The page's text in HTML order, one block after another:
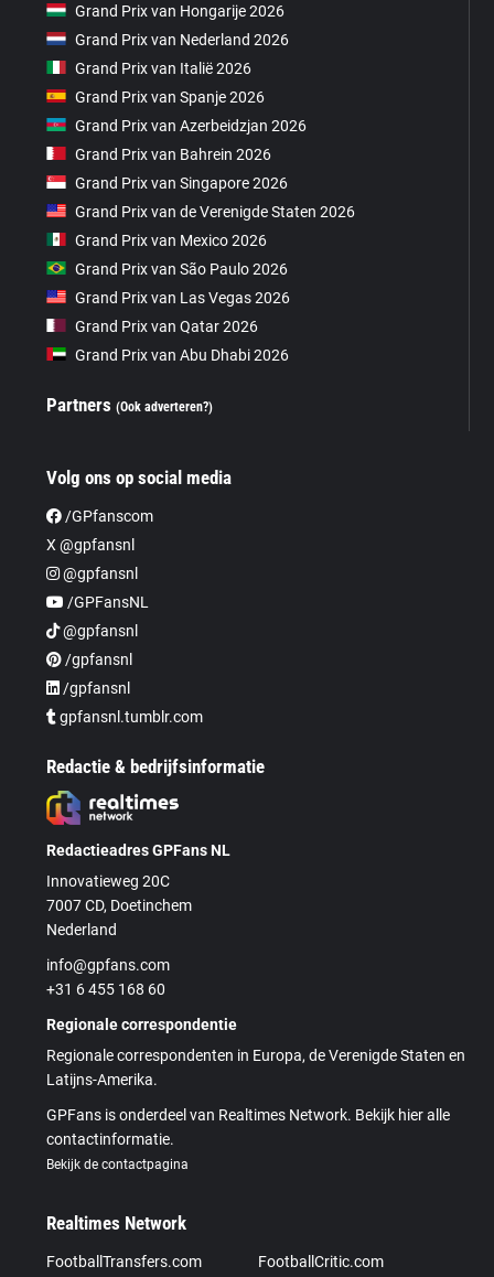
Grand Prix van Hongarije 2026
Grand Prix van Nederland 2026
Grand Prix van Italië 2026
Grand Prix van Spanje 2026
Grand Prix van Azerbeidzjan 2026
Grand Prix van Bahrein 2026
Grand Prix van Singapore 2026
Grand Prix van de Verenigde Staten 2026
Grand Prix van Mexico 2026
Grand Prix van São Paulo 2026
Grand Prix van Las Vegas 2026
Grand Prix van Qatar 2026
Grand Prix van Abu Dhabi 2026
Partners(Ook adverteren?)
Volg ons op social media
/GPfanscom
X @gpfansnl
@gpfansnl
/GPFansNL
@gpfansnl
/gpfansnl
/gpfansnl
gpfansnl.tumblr.com
Redactie & bedrijfsinformatie
Redactieadres GPFans NL
Innovatieweg 20C
7007 CD, Doetinchem
Nederland
info@gpfans.com
+31 6 455 168 60
Regionale correspondentie
Regionale correspondenten in Europa, de Verenigde Staten en
Latijns-Amerika.
GPFans is onderdeel van Realtimes Network. Bekijk hier alle
contactinformatie.
Bekijk de contactpagina
Realtimes Network
FootballTransfers.com FootballCritic.com